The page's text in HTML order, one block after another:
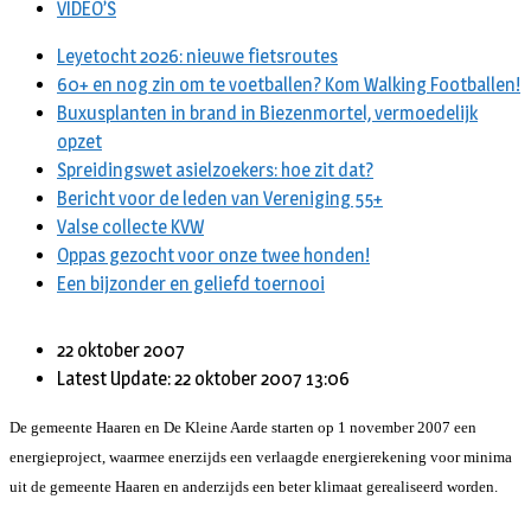
VIDEO’S
Leyetocht 2026: nieuwe fietsroutes
60+ en nog zin om te voetballen? Kom Walking Footballen!
Buxusplanten in brand in Biezenmortel, vermoedelijk
opzet
Spreidingswet asielzoekers: hoe zit dat?
Bericht voor de leden van Vereniging 55+
Valse collecte KVW
Oppas gezocht voor onze twee honden!
Een bijzonder en geliefd toernooi
22 oktober 2007
Latest Update: 22 oktober 2007 13:06
De gemeente Haaren en De Kleine Aarde starten op 1 november 2007 een
energieproject, waarmee enerzijds een verlaagde energierekening voor minima
uit de gemeente Haaren en anderzijds een beter klimaat gerealiseerd worden.